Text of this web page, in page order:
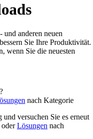
und anderen neuen
Sie Ihre Produktivität.
wenn Sie die neuesten
nach Kategorie
versuchen Sie es erneut
oderLösungen nach